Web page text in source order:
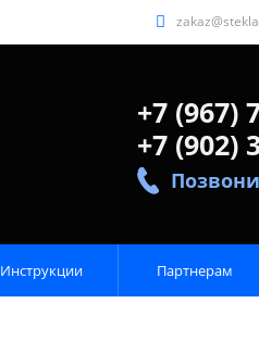
+7 (967)
+7 (902)
Инструкции Партнерам